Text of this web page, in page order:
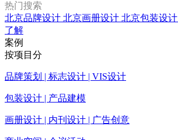
热门搜索
北京品牌设计 北京画册设计 北京包装设计
了解
案例
按项目分
品牌策划 | 标志设计 | VIS设计
包装设计 | 产品建模
画册设计 | 内刊设计 | 广告创意